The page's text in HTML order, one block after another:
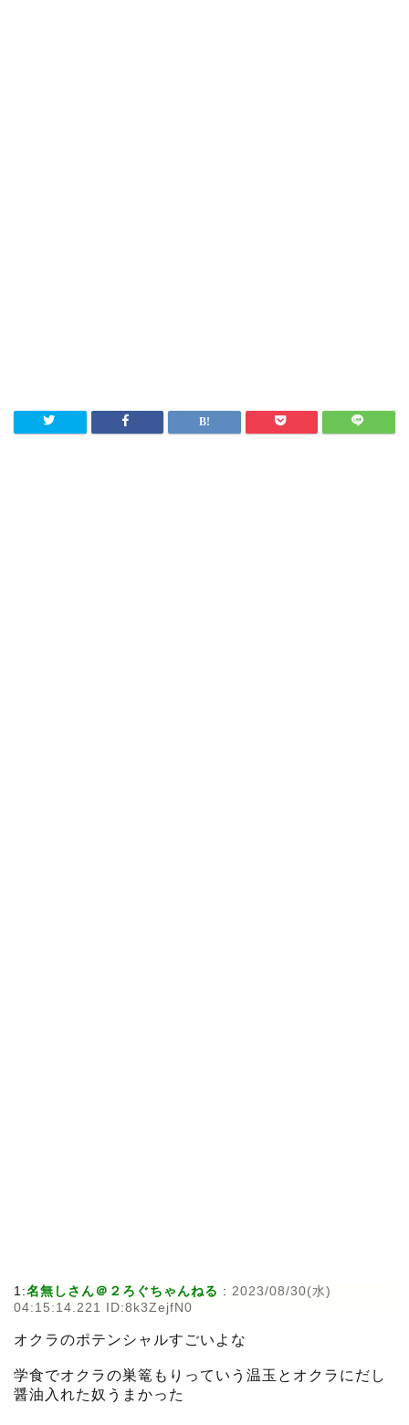
1:名無しさん＠２ろぐちゃんねる : 2023/08/30(水)
04:15:14.221 ID:8k3ZejfN0
オクラのポテンシャルすごいよな
学食でオクラの巣篭もりっていう温玉とオクラにだし
醤油入れた奴うまかった